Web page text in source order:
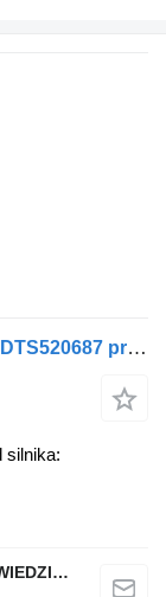
Motor Volkswagen DTS 2.0 TDI 150KM DTS520687 pro automobilu Volkswagen Golf VIII Passat B8 Tiguan
silnika:
QINDITO SPÓŁKA Z OGRANICZONĄ ODPOWIEDZIALNOŚCIĄ